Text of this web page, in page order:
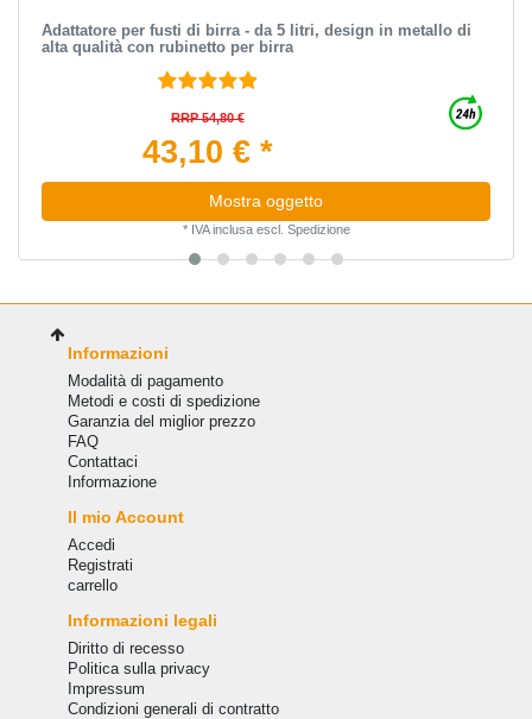
Аdattatore per fusti di birra - da 5 litri, design in metallo di
alta qualità con rubinetto per birra
RRP 54,80 €
43,10 € *
Mostra oggetto
* IVA inclusaescl. Spedizione
Informazioni
Modalità di pagamento
Metodi e costi di spedizione
Garanzia del miglior prezzo
FAQ
Сontattaci
Informazione
Il mio Account
Accedi
Registrati
carrello
Informazioni legali
Diritto di recesso
Politica sulla privacy
Impressum
Condizioni generali di contratto